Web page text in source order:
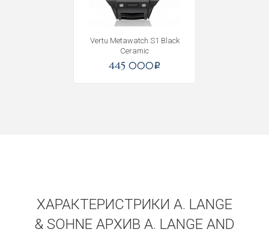
Vertu Metawatch S1 Black
Ceramic
445 000i
ХАРАКТЕРИСТРИКИ A. LANGE
& SOHNE АРХИВ A. LANGE AND